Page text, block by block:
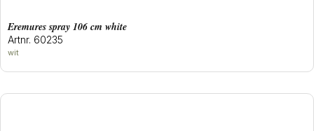
eremures spray 106 cm white
Artnr. 60235
wit